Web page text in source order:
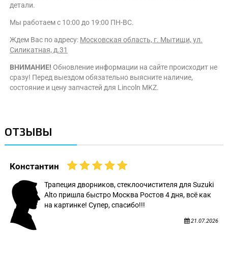
детали.
Мы работаем с 10:00 до 19:00 ПН-ВС.
Ждем Вас по адресу: Московская область, г. Мытищи, ул.
Силикатная, д.31
ВНИМАНИЕ! Обновление информации на сайте происходит не
сразу! Перед выездом обязательно выясните наличие,
состояние и цену запчастей для Lincoln MKZ.
ОТЗЫВЫ
Константин
Трапеция дворников, стеклоочистителя для Suzuki
Alto пришла быстро Москва Ростов 4 дня, всё как
на картинке! Супер, спасибо!!!
21.07.2026